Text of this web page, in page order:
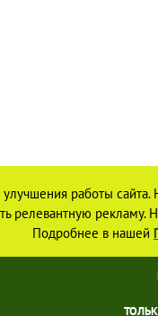
работы
релевантную
Подробнее в нашей